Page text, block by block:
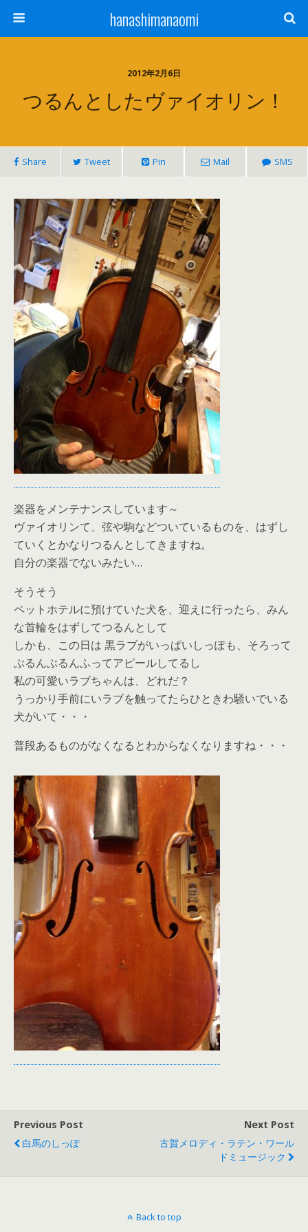
hanashimanaomi
2012年2月6日
つるんとしたヴァイオリン！
Share Tweet Pin Mail SMS
楽器をメンテナンスしています～
ヴァイオリンて、弦や駒などついているものを、はずし
ていくとかなりつるんとしてきますね。
自分の楽器でないみたい…
そうそう
ペットホテルに預けていた犬を、迎えに行ったら、みん
な首輪をはずしてつるんとして
しかも、この日は 黒ラブがいっぱいしっぽも、そろって
ぶるんぶるんふってアピールしてるし
私の可愛いラブちゃんは、どれだ？
うっかり手前にいラブを触ってたらひときわ騒いでいる
犬がいて・・・
普段あるものがなくなるとわからなくなりますね・・・
Previous Post
白馬のしっぽ
Next Post
古賀メロディ・ラテン・ワール
ドミュージック
Back to top